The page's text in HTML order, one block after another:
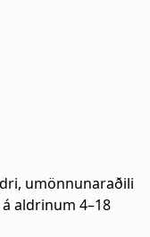
umönnunaraðili
aldrinum 4–18